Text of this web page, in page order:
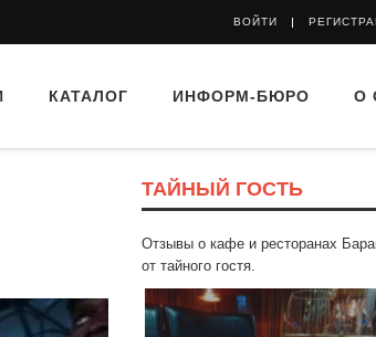
ВОЙТИ
КАТАЛОГ ИНФОРМ-БЮРО О
ТАЙНЫЙ ГОСТЬ
Отзывы о кафе и ресторанах
от тайного гостя.